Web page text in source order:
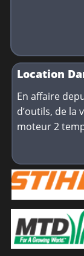
En affaire
d’outils, de la
moteur 2
Location